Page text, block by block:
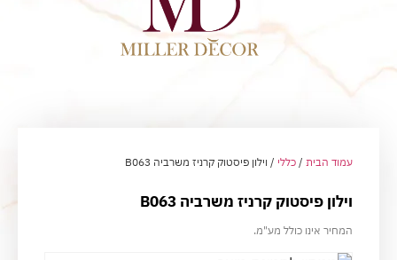
עמוד הבית / כללי / וילון פיסטוק קרניז משרביה B063
וילון פיסטוק קרניז משרביה B063
המחיר אינו כולל מע"מ.